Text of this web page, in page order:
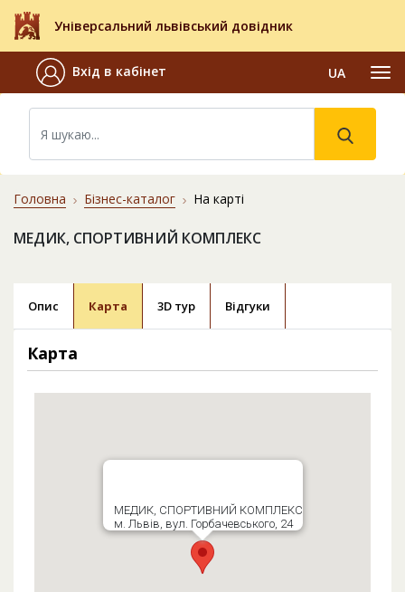
Універсальний львівський довідник
Вхід в кабінет UA
Головна Бізнес-каталог На карті
МЕДИК, СПОРТИВНИЙ КОМПЛЕКС
Опис Карта 3D тур Відгуки
Карта
МЕДИК, СПОРТИВНИЙ КОМПЛЕКС
м. Львів, вул. Горбачевського, 24